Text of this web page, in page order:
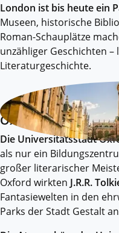
London ist bis heute ein
Museen, historische
Roman-Schauplätze
unzähliger Geschichten
Literaturgeschichte.
Oxford
Die Universitätsstadt
als nur ein
großer literarischer
Oxford wirkten J.R.R.
Fantasiewelten in den
Parks der Stadt Gestalt